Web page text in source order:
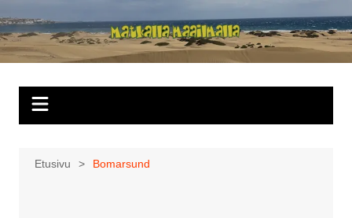
sisältöön
Matkalla
maailmalla
Etusivu Bomarsund